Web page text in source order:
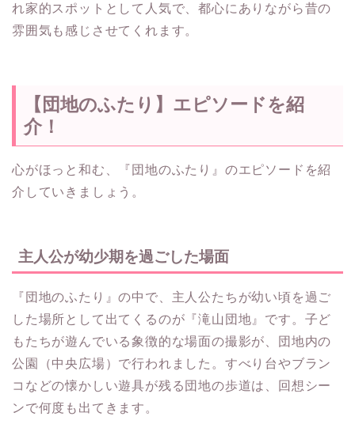
れ家的スポットとして人気で、都心にありながら昔の
雰囲気も感じさせてくれます。
【団地のふたり】エピソードを紹
介！
心がほっと和む、『団地のふたり』のエピソードを紹
介していきましょう。
主人公が幼少期を過ごした場面
『団地のふたり』の中で、主人公たちが幼い頃を過ご
した場所として出てくるのが『滝山団地』です。子ど
もたちが遊んでいる象徴的な場面の撮影が、団地内の
公園（中央広場）で行われました。すべり台やブラン
コなどの懐かしい遊具が残る団地の歩道は、回想シー
ンで何度も出てきます。